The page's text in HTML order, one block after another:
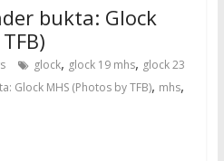
bukta: Glock
glock, glock 19 mhs, glock 23
Glock MHS (Photos by TFB), mhs,